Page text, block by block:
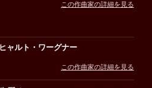
この作曲家の詳細を見る
ャルト・ワーグナー
この作曲家の詳細を見る